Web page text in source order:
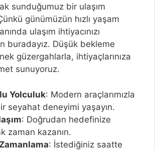
sunduğumuz bir ulaşım
günümüzün hızlı yaşam
ulaşım ihtiyacınızı
buradayız. Düşük bekleme
güzergahlarla, ihtiyaçlarınıza
sunuyoruz.
Yolculuk: Modern araçlarımızla
seyahat deneyimi yaşayın.
: Doğrudan hedefinize
zaman kazanın.
: İstediğiniz saatte